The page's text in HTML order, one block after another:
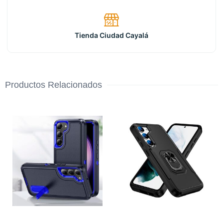
Tienda Ciudad Cayalá
Productos Relacionados